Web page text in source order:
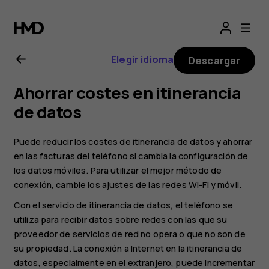
Guía
del
usuario
de
Nokia
2.1
Elegir idioma Descargar
Ahorrar costes en itinerancia
de datos
Puede reducir los costes de itinerancia de datos y ahorrar
en las facturas del teléfono si cambia la configuración de
los datos móviles. Para utilizar el mejor método de
conexión, cambie los ajustes de las redes Wi-Fi y móvil.
Con el servicio de itinerancia de datos, el teléfono se
utiliza para recibir datos sobre redes con las que su
proveedor de servicios de red no opera o que no son de
su propiedad. La conexión a Internet en la itinerancia de
datos, especialmente en el extranjero, puede incrementar